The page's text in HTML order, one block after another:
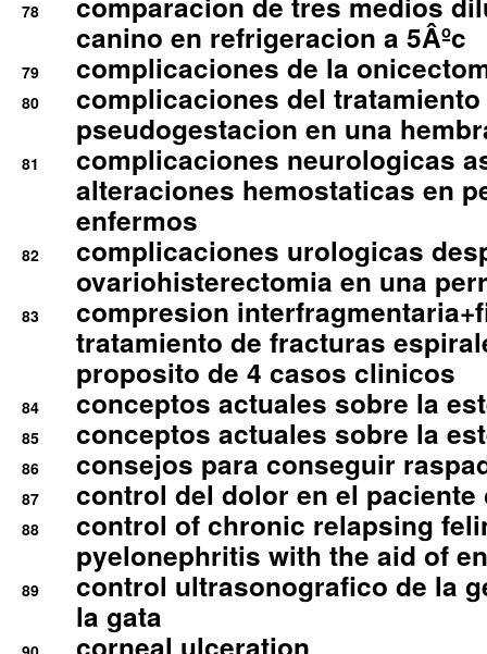
78
canino en refrigeracion a 5Âºc
79 complicaciones de la
80
complicaciones del
pseudogestacion en una
81
complicaciones neurologicas
alteraciones hemostaticas en
enfermos
82
complicaciones urologicas
ovariohisterectomia en una
83
compresion
tratamiento de fracturas
proposito de 4 casos clinicos
84 conceptos actuales sobre la
85 conceptos actuales sobre la
86 consejos para conseguir
87 control del dolor en el
88
control of chronic relapsing
pyelonephritis with the aid of
89
control ultrasonografico de la
la gata
corneal ulceration